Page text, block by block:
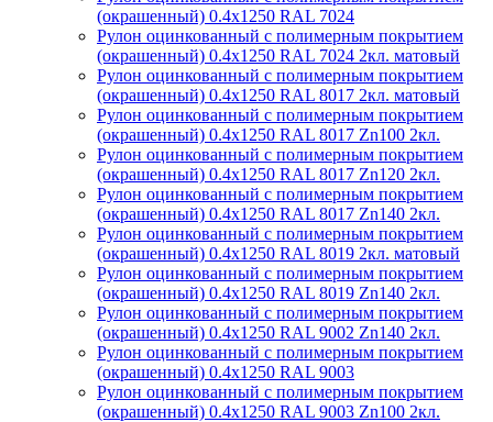
(окрашенный) 0.4x1250 RAL 7024
Рулон оцинкованный с полимерным покрытием
(окрашенный) 0.4x1250 RAL 7024 2кл. матовый
Рулон оцинкованный с полимерным покрытием
(окрашенный) 0.4x1250 RAL 8017 2кл. матовый
Рулон оцинкованный с полимерным покрытием
(окрашенный) 0.4x1250 RAL 8017 Zn100 2кл.
Рулон оцинкованный с полимерным покрытием
(окрашенный) 0.4x1250 RAL 8017 Zn120 2кл.
Рулон оцинкованный с полимерным покрытием
(окрашенный) 0.4x1250 RAL 8017 Zn140 2кл.
Рулон оцинкованный с полимерным покрытием
(окрашенный) 0.4x1250 RAL 8019 2кл. матовый
Рулон оцинкованный с полимерным покрытием
(окрашенный) 0.4x1250 RAL 8019 Zn140 2кл.
Рулон оцинкованный с полимерным покрытием
(окрашенный) 0.4x1250 RAL 9002 Zn140 2кл.
Рулон оцинкованный с полимерным покрытием
(окрашенный) 0.4x1250 RAL 9003
Рулон оцинкованный с полимерным покрытием
(окрашенный) 0.4x1250 RAL 9003 Zn100 2кл.